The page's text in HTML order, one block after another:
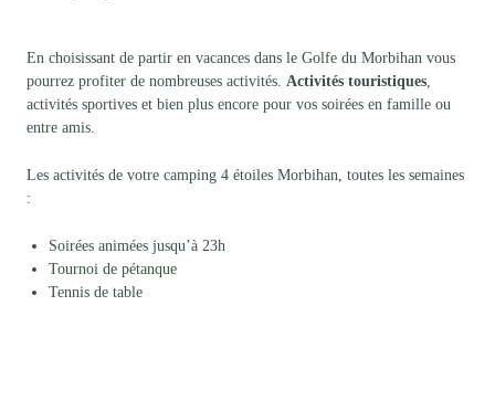
En choisissant de partir en vacances dans le Golfe du Morbihan vous
pourrez profiter de nombreuses activités. Activités touristiques,
activités sportives et bien plus encore pour vos soirées en famille ou
entre amis.
Les activités de votre camping 4 étoiles Morbihan, toutes les semaines
:
Soirées animées jusqu’à 23h
Tournoi de pétanque
Tennis de table